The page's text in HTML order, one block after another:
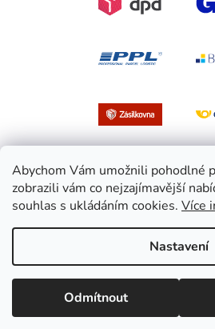
Abychom Vám umožnili pohodlné
zobrazili vám co nejzajímavější
souhlas s ukládáním cookies. Více
Nastavení
Odmítnout
Vytvořil
Copyright 2026EasySport.cz.